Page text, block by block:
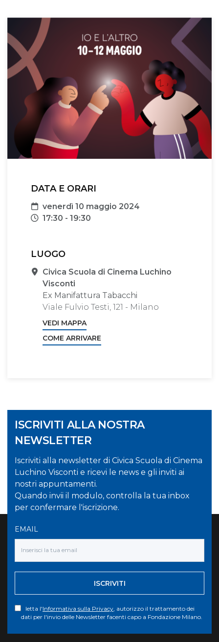
DATA E ORARI
Data
venerdì 10 maggio 2024
Orari
17:30 - 19:30
LUOGO
Sede
Civica Scuola di Cinema Luchino
Visconti
Ex Manifattura Tabacchi
Viale Fulvio Testi, 121 - Milano
VEDI MAPPA
COME ARRIVARE
ISCRIVITI ALLA NOSTRA
NEWSLETTER
Iscriviti alla newsletter di Civica Scuola di Cinema
Luchino Visconti e ricevi le news e gli inviti ai
nostri appuntamenti.
Quando invii il modulo, controlla la tua inbox
per confermare l'iscrizione.
EMAIL
ISCRIVITI
letta l'Informativa sulla Privacy, autorizzo il trattamento dei
dati per l'invio delle Newsletter facenti capo a Fondazione Milano.